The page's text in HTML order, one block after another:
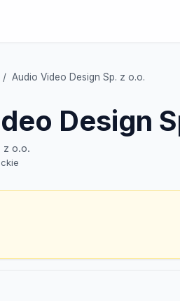
Audio Video Design Sp. z o.o.
Design
z o.o.